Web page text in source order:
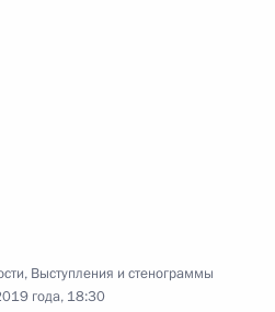
, Выступления и стенограммы
года, 18:30